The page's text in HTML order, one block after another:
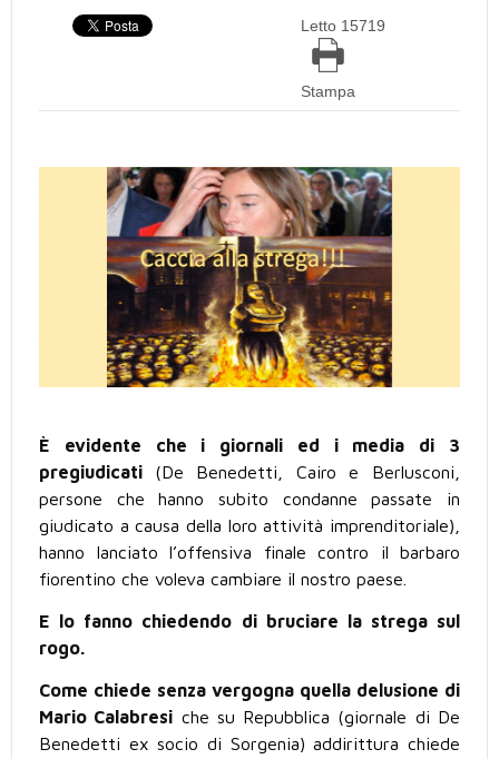
Letto 15719
Stampa
È evidente che i giornali ed i media di 3
pregiudicati (De Benedetti, Cairo e Berlusconi,
persone che hanno subito condanne passate in
giudicato a causa della loro attività imprenditoriale),
hanno lanciato l’offensiva finale contro il barbaro
fiorentino che voleva cambiare il nostro paese.
E lo fanno chiedendo di bruciare la strega sul
rogo.
Come chiede senza vergogna quella delusione di
Mario Calabresi che su Repubblica (giornale di De
Benedetti ex socio di Sorgenia) addirittura chiede